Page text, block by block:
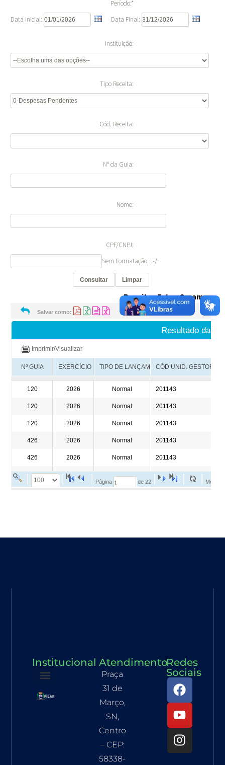
Institucional Atendimento
Praça
31 de
Março,
SN,
Centro
– CEP:
58338-
Redes
Sociais